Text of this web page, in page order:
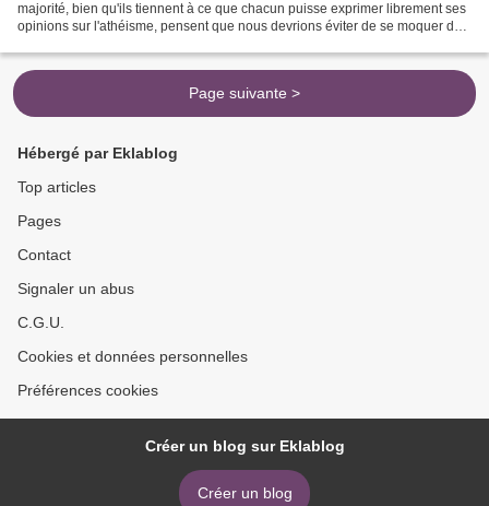
majorité, bien qu'ils tiennent à ce que chacun puisse exprimer librement ses
opinions sur l'athéisme, pensent que nous devrions éviter de se moquer de
Page suivante >
Hébergé par Eklablog
Top articles
Pages
Contact
Signaler un abus
C.G.U.
Cookies et données personnelles
Préférences cookies
Créer un blog sur Eklablog
Créer un blog